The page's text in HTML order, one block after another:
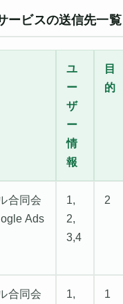
ービスの送信先一覧
ユ
ー
ザ
ー
情
報
目
的
合同会
Ads
1,
2,
3,4
2
合同会
1,
1